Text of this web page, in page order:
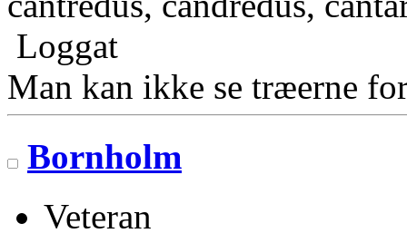
Loggat
Man kan ikke se træerne
Bornholm
Veteran